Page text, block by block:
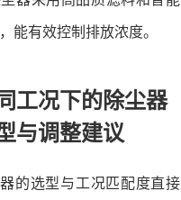
能有效控制排放浓度。
工况下的除尘器
与调整建议
的选型与工况匹配度直接